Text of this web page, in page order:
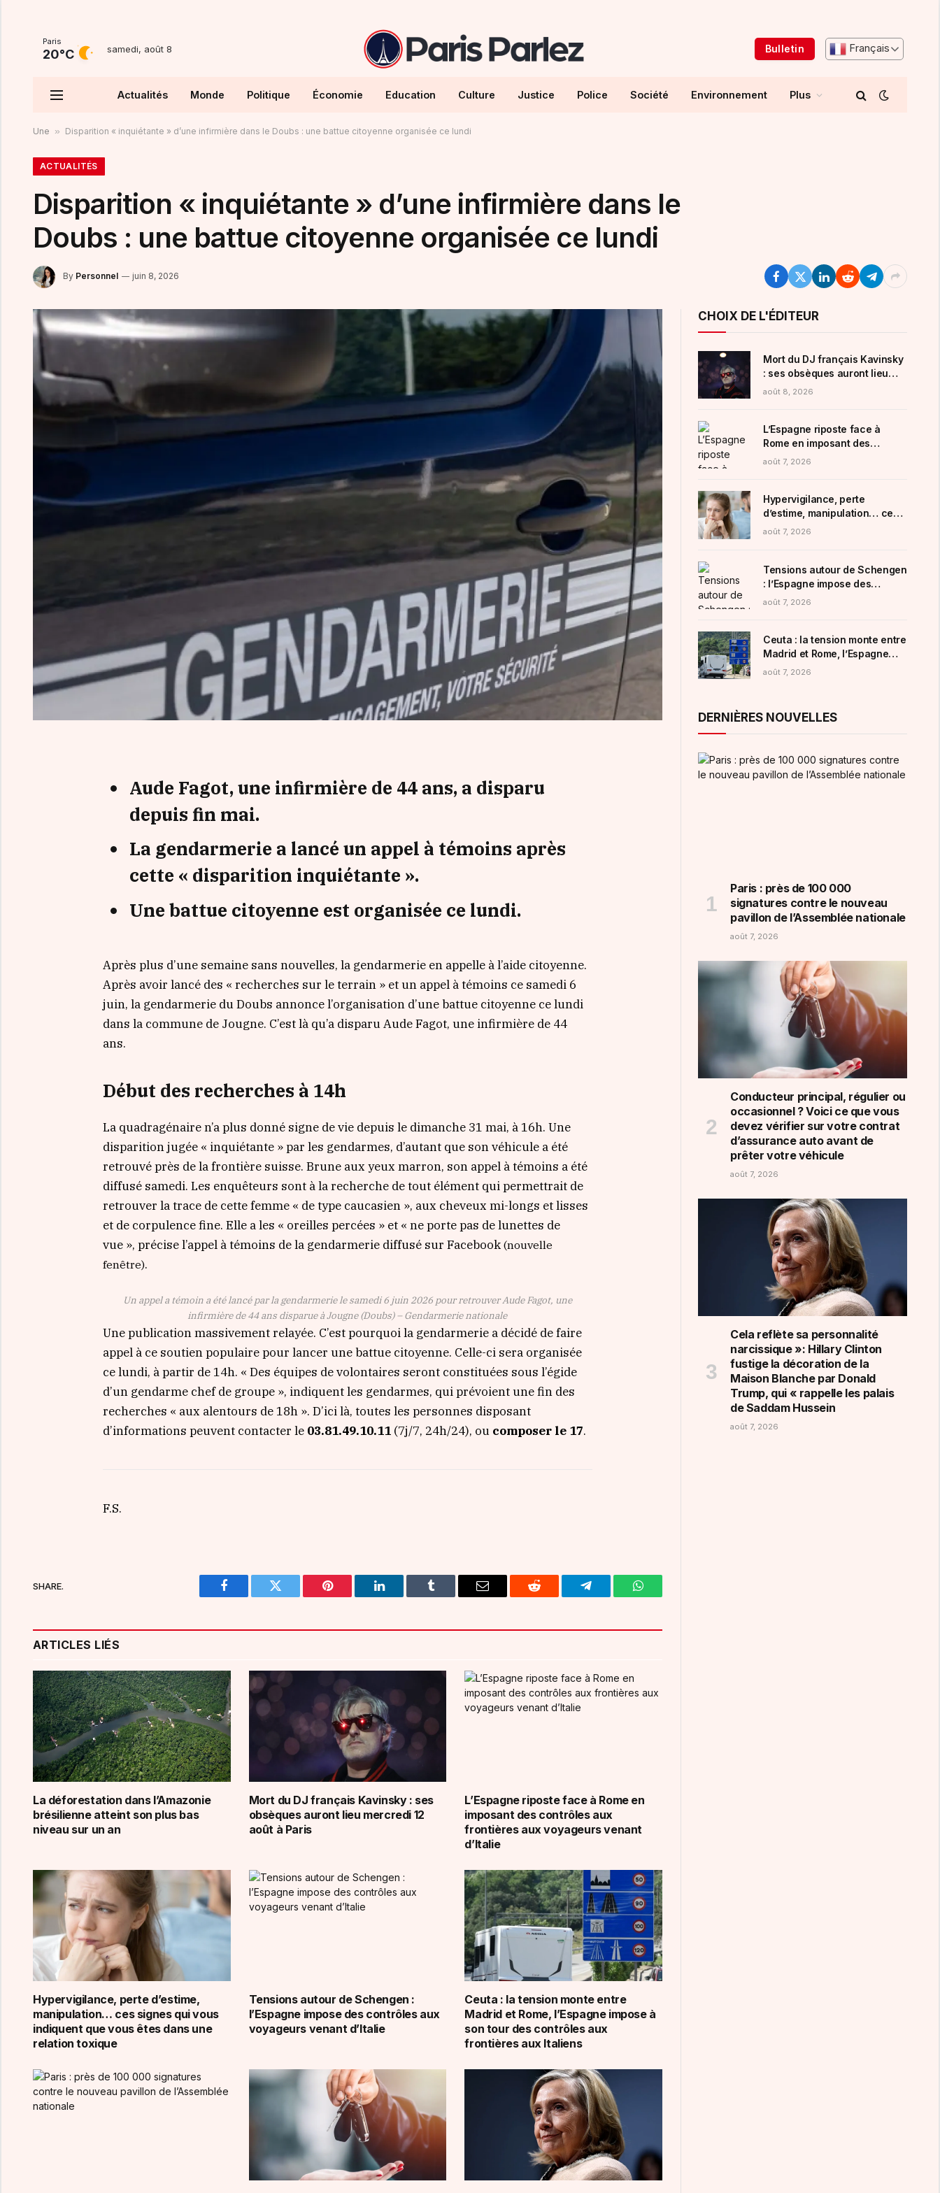
Paris
20°C samedi, août 8 Bulletin Français
Actualités Monde Politique Économie Education Culture Justice Police Société Environnement Plus
Une » Disparition « inquiétante » d’une infirmière dans le Doubs : une battue citoyenne organisée ce lundi
ACTUALITÉS
Disparition « inquiétante » d’une infirmière dans le
Doubs : une battue citoyenne organisée ce lundi
By Personnel juin 8, 2026
Aude Fagot, une infirmière de 44 ans, a disparu
depuis fin mai.
La gendarmerie a lancé un appel à témoins après
cette « disparition inquiétante ».
Une battue citoyenne est organisée ce lundi.
Après plus d’une semaine sans nouvelles, la gendarmerie en appelle à l’aide citoyenne.
Après avoir lancé des « recherches sur le terrain » et un appel à témoins ce samedi 6
juin, la gendarmerie du Doubs annonce l’organisation d’une battue citoyenne ce lundi
dans la commune de Jougne. C’est là qu’a disparu Aude Fagot, une infirmière de 44
ans.
Début des recherches à 14h
La quadragénaire n’a plus donné signe de vie depuis le dimanche 31 mai, à 16h. Une
disparition jugée « inquiétante »par les gendarmes, d’autant que son véhicule a été
retrouvé près de la frontière suisse. Brune aux yeux marron, son appel à témoins a été
diffusé samedi. Les enquêteurs sont à la recherche de tout élément qui permettrait de
retrouver la trace de cette femme « de type caucasien », aux cheveux mi-longs et lisses
et de corpulence fine. Elle a les « oreilles percées » et « ne porte pas de lunettes de
vue », précise l’appel à témoins de la gendarmerie diffusé sur Facebook(nouvelle
fenêtre).
Un appel a témoin a été lancé par la gendarmerie le samedi 6 juin 2026 pour retrouver Aude Fagot, une
infirmière de 44 ans disparue à Jougne (Doubs) – Gendarmerie nationale
Une publication massivement relayée. C’est pourquoi la gendarmerie a décidé de faire
appel à ce soutien populaire pour lancer une battue citoyenne. Celle-ci sera organisée
ce lundi, à partir de 14h. « Des équipes de volontaires seront constituées sous l’égide
d’un gendarme chef de groupe », indiquent les gendarmes, qui prévoient une fin des
recherches « aux alentours de 18h ». D’ici là, toutes les personnes disposant
d’informations peuvent contacter le 03.81.49.10.11 (7j/7, 24h/24), ou composer le 17.
F.S.
SHARE.
Facebook Twitter Pinterest LinkedIn Tumblr Email Reddit Telegram WhatsApp
ARTICLES LIÉS
La déforestation dans l’Amazonie
brésilienne atteint son plus bas
niveau sur un an
Mort du DJ français Kavinsky : ses
obsèques auront lieu mercredi 12
août à Paris
L’Espagne riposte face à Rome en
imposant des contrôles aux
frontières aux voyageurs venant
d’Italie
Hypervigilance, perte d’estime,
manipulation… ces signes qui vous
indiquent que vous êtes dans une
relation toxique
Tensions autour de Schengen :
l’Espagne impose des contrôles aux
voyageurs venant d’Italie
Ceuta : la tension monte entre
Madrid et Rome, l’Espagne impose à
son tour des contrôles aux
frontières aux Italiens
CHOIX DE L'ÉDITEUR
Mort du DJ français Kavinsky
: ses obsèques auront lieu
mercredi 12 août à Paris
août 8, 2026
L’Espagne riposte face à
Rome en imposant des
contrôles aux frontières aux
août 7, 2026
Hypervigilance, perte
d’estime, manipulation… ces
signes qui vous indiquent que
août 7, 2026
Tensions autour de Schengen
: l’Espagne impose des
contrôles aux voyageurs
août 7, 2026
Ceuta : la tension monte entre
Madrid et Rome, l’Espagne
impose à son tour des
août 7, 2026
DERNIÈRES NOUVELLES
Paris : près de 100 000
signatures contre le nouveau
pavillon de l’Assemblée nationale
août 7, 2026
Conducteur principal, régulier ou
occasionnel ? Voici ce que vous
devez vérifier sur votre contrat
d’assurance auto avant de
prêter votre véhicule
août 7, 2026
Cela reflète sa personnalité
narcissique »: Hillary Clinton
fustige la décoration de la
Maison Blanche par Donald
Trump, qui « rappelle les palais
de Saddam Hussein
août 7, 2026